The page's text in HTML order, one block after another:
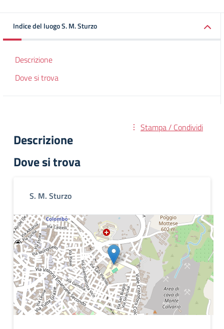
Indice del luogo S. M. Sturzo
Descrizione
Dove si trova
Stampa / Condividi
Descrizione
Dove si trova
S. M. Sturzo